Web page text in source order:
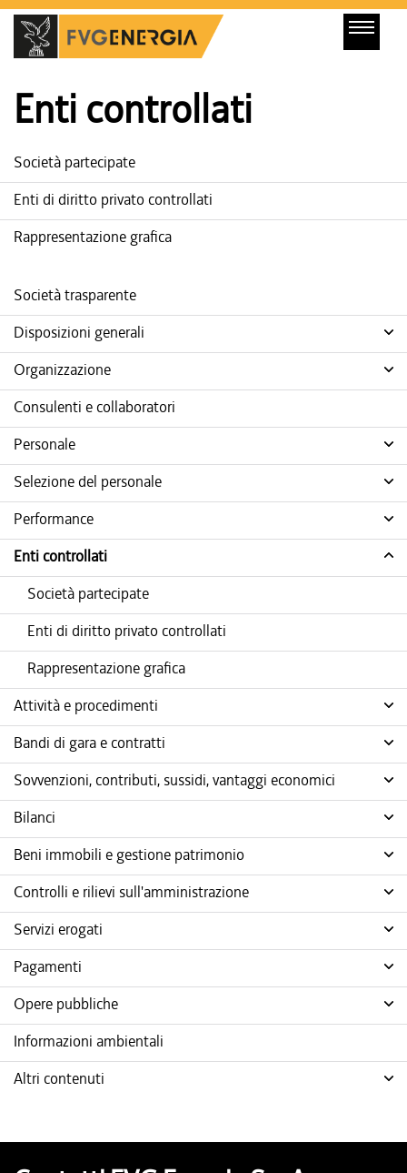
Enti controllati
Società partecipate
Enti di diritto privato controllati
Rappresentazione grafica
Società trasparente
Disposizioni generali
Organizzazione
Consulenti e collaboratori
Personale
Selezione del personale
Performance
Enti controllati
Società partecipate
Enti di diritto privato controllati
Rappresentazione grafica
Attività e procedimenti
Bandi di gara e contratti
Sovvenzioni, contributi, sussidi, vantaggi economici
Bilanci
Beni immobili e gestione patrimonio
Controlli e rilievi sull'amministrazione
Servizi erogati
Pagamenti
Opere pubbliche
Informazioni ambientali
Altri contenuti